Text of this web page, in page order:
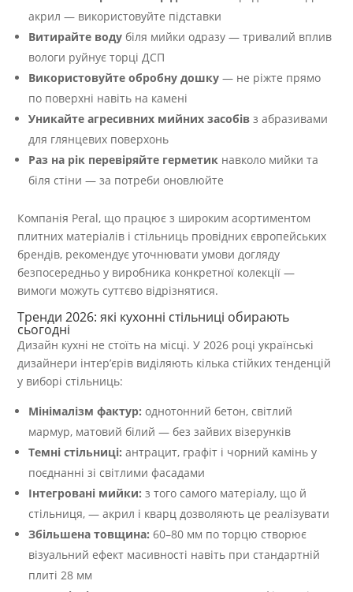
акрил — використовуйте підставки
Витирайте воду біля мийки одразу — тривалий вплив
вологи руйнує торці ДСП
Використовуйте обробну дошку — не ріжте прямо
по поверхні навіть на камені
Уникайте агресивних мийних засобів з абразивами
для глянцевих поверхонь
Раз на рік перевіряйте герметик навколо мийки та
біля стіни — за потреби оновлюйте
Компанія Peral, що працює з широким асортиментом
плитних матеріалів і стільниць провідних європейських
брендів, рекомендує уточнювати умови догляду
безпосередньо у виробника конкретної колекції —
вимоги можуть суттєво відрізнятися.
Тренди 2026: які кухонні стільниці обирають
сьогодні
Дизайн кухні не стоїть на місці. У 2026 році українські
дизайнери інтер’єрів виділяють кілька стійких тенденцій
у виборі стільниць:
Мінімалізм фактур: однотонний бетон, світлий
мармур, матовий білий — без зайвих візерунків
Темні стільниці: антрацит, графіт і чорний камінь у
поєднанні зі світлими фасадами
Інтегровані мийки: з того самого матеріалу, що й
стільниця, — акрил і кварц дозволяють це реалізувати
Збільшена товщина: 60–80 мм по торцю створює
візуальний ефект масивності навіть при стандартній
плиті 28 мм